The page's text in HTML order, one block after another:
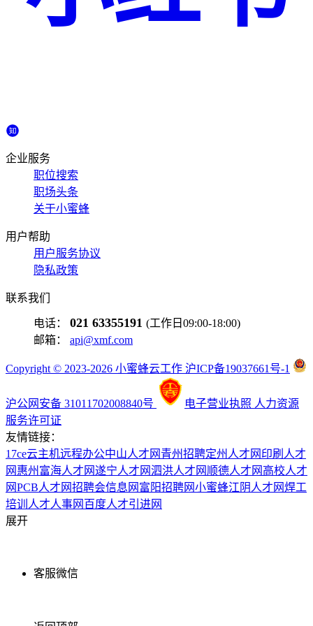
企业服务
职位搜索
职场头条
关于小蜜蜂
用户帮助
用户服务协议
隐私政策
联系我们
电话： 021 63355191 (工作日09:00-18:00)
邮箱： api@xmf.com
Copyright © 2023-2026 小蜜蜂云工作 沪ICP备19037661号-1
沪公网安备 31011702008840号 电子营业执照 人力资源
服务许可证
友情链接：
17ce云主机远程办公中山人才网 青州招聘定州人才网 印刷人才
网 惠州富海人才网遂宁人才网泗洪人才网 顺德人才网 高校人才
网PCB人才网招聘会信息网 富阳招聘网小蜜蜂江阴人才网焊工
培训 人才人事网 百度人才引进网
展开
客服微信